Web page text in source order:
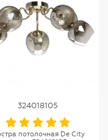
324018105
потолочная De City